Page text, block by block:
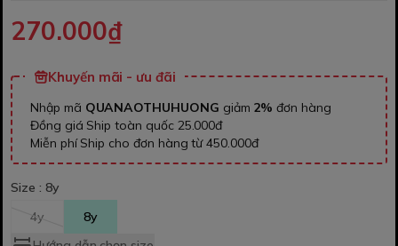
270.000₫
Khuyến mãi - ưu đãi
Nhập mã QUANAOTHUHUONG giảm 2% đơn hàng
Đồng giá Ship toàn quốc 25.000đ
Miễn phí Ship cho đơn hàng từ 450.000đ
Size : 8y
4y
8y